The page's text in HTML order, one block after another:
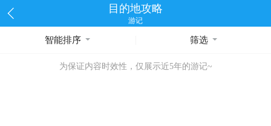
目的地攻略
游记
智能排序 筛选
为保证内容时效性，仅展示近5年的游记~